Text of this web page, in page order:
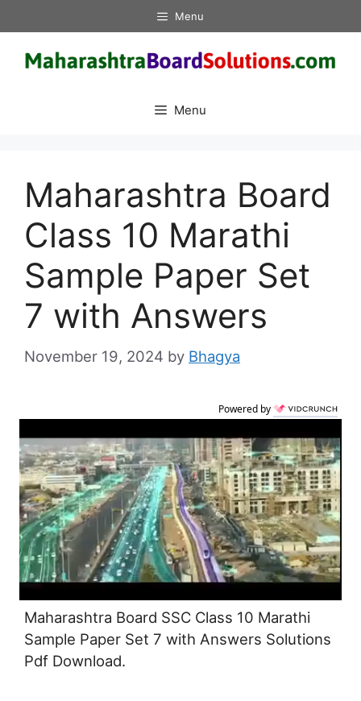
to
content
Menu
Menu
Maharashtra Board
Class 10 Marathi
Sample Paper Set
7 with Answers
November 19, 2024 by Bhagya
Powered by
Maharashtra Board SSC Class 10 Marathi
Sample Paper Set 7 with Answers Solutions
Pdf Download.